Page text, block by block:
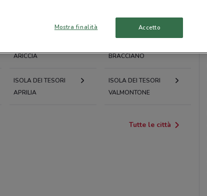
ARICCIA
BRACCIANO
ISOLA DEI TESORI
APRILIA
ISOLA DEI TESORI
VALMONTONE
Tutte le città
Mostra finalità Accetto